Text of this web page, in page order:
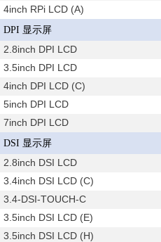
4inch RPi LCD (A)
DPI 显示屏
2.8inch DPI LCD
3.5inch DPI LCD
4inch DPI LCD (C)
5inch DPI LCD
7inch DPI LCD
DSI 显示屏
2.8inch DSI LCD
3.4inch DSI LCD (C)
3.4-DSI-TOUCH-C
3.5inch DSI LCD (E)
3.5inch DSI LCD (H)